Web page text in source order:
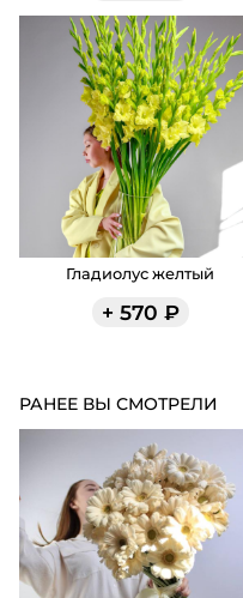
Гладиолус желтый
+ 570 ₽
РАНЕЕ ВЫ СМОТРЕЛИ